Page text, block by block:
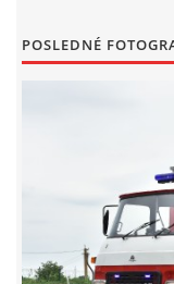
© 2026
POSLEDNÉ